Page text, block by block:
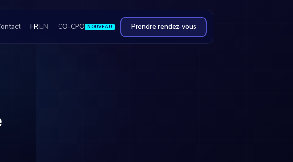
FR|EN CO-CPO NOUVEAU Prendre rendez-vous